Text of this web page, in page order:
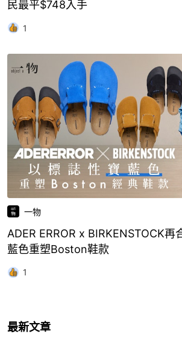
民最平$748入手
1
一物
ADER ERROR x BIRKENSTOCK再
藍色重塑Boston鞋款
1
最新文章